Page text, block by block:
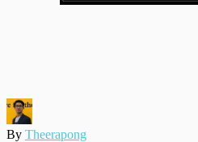
By Theerapong